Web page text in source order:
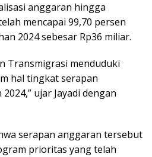
anggaran hingga
mencapai 99,70 persen
2024 sebesar Rp36 miliar.
Transmigrasi menduduki
hal tingkat serapan
ujar Jayadi dengan
serapan anggaran tersebut
prioritas yang telah